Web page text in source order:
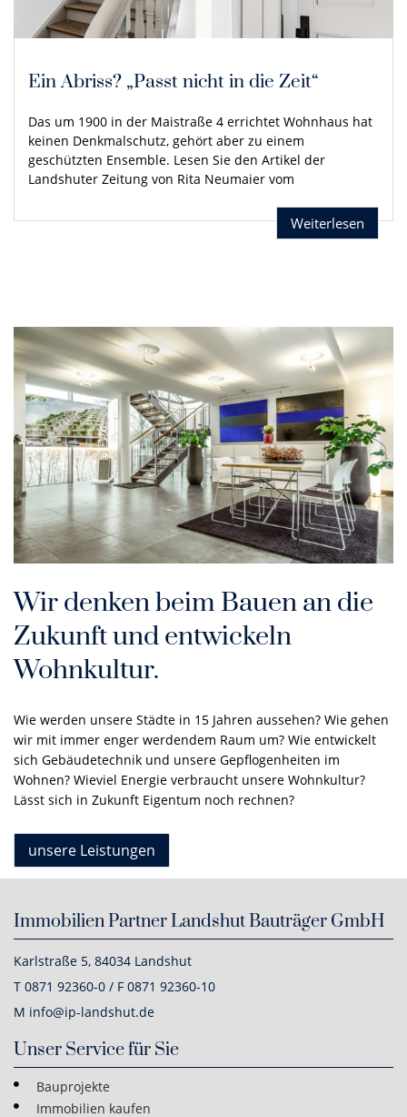
Ein Abriss? „Passt nicht in die Zeit“
Das um 1900 in der Maistraße 4 errichtet Wohnhaus hat
keinen Denkmalschutz, gehört aber zu einem
geschützten Ensemble. Lesen Sie den Artikel der
Landshuter Zeitung von Rita Neumaier vom
Weiterlesen
Wir denken beim Bauen an die
Zukunft und entwickeln
Wohnkultur.
Wie werden unsere Städte in 15 Jahren aussehen? Wie gehen
wir mit immer enger werdendem Raum um? Wie entwickelt
sich Gebäudetechnik und unsere Gepflogenheiten im
Wohnen? Wieviel Energie verbraucht unsere Wohnkultur?
Lässt sich in Zukunft Eigentum noch rechnen?
unsere Leistungen
Immobilien Partner Landshut Bauträger GmbH
Karlstraße 5, 84034 Landshut
T 0871 92360-0 / F 0871 92360-10
M info@ip-landshut.de
Unser Service für Sie
Bauprojekte
Immobilien kaufen